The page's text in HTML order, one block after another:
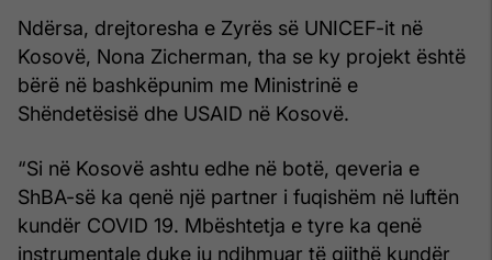
Ndërsa, drejtoresha e Zyrës së UNICEF-it në
Kosovë, Nona Zicherman, tha se ky projekt është
bërë në bashkëpunim me Ministrinë e
Shëndetësisë dhe USAID në Kosovë.
“Si në Kosovë ashtu edhe në botë, qeveria e
ShBA-së ka qenë një partner i fuqishëm në luftën
kundër COVID 19. Mbështetja e tyre ka qenë
instrumentale duke iu ndihmuar të gjithë kundër